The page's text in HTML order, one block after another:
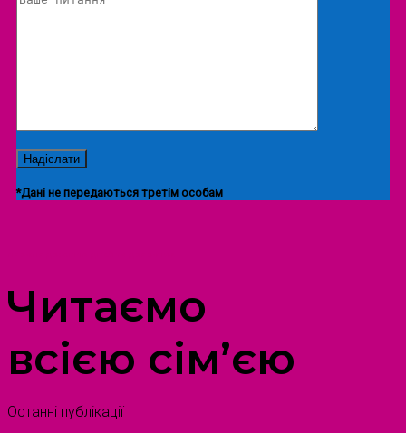
*Дані не передаються третім особам
Читаємо
всією сім’єю
Останні публікації